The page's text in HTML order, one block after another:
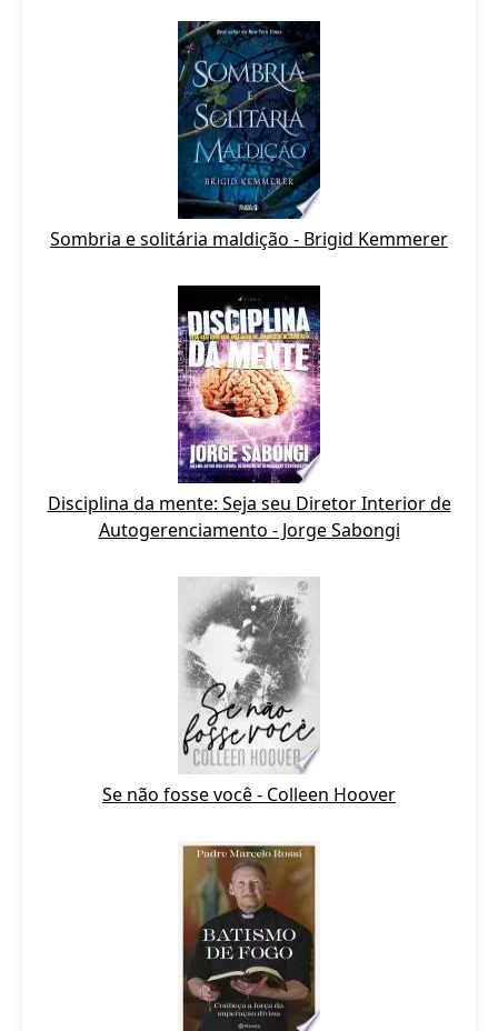
Sombria e solitária maldição - Brigid Kemmerer
Disciplina da mente: Seja seu Diretor Interior de
Autogerenciamento - Jorge Sabongi
Se não fosse você - Colleen Hoover